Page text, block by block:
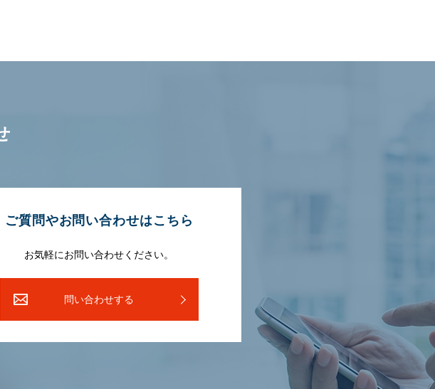
ご質問やお問い合わせはこちら
お気軽にお問い合わせください。
問い合わせする